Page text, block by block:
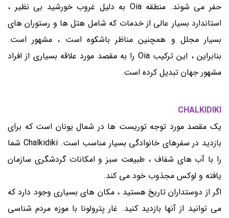
حفر می شوند. منطقه Oia به دلیل غروب خورشید بی نظیر ،
استاندارد بسیار عالی از خدمات که شامل هتل ها و رستوران های
بسیار مجلل و همچنین مناظر باشکوه است ، مشهور است.
بنابراین ، این ترکیب Oia را به مقصد مورد علاقه بسیاری از افراد
مشهور جهان تبدیل کرده است.
CHALKIDIKI
یک مقصد مورد توجه توریست ها در شمال یونان است که برای
بازدید در سفرهای خانوادگی بسیار مناسب است. Chalkidiki شما
را با آب های شفاف ، طبیعت سبز و امکانات گردشگری سازمان
یافته و لوکس مجذوب خود می کند.
اگر از دوستداران تاریخ هستید ، مکان های بسیاری وجود دارد که
می توانید از آنها بازدید کنید. غار پترولونا با موزه مردم شناسی